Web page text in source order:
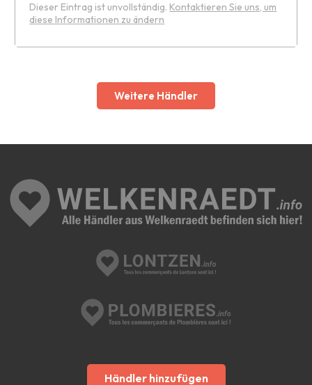
Dieser Eintrag ist unvollständig. Kontaktieren Sie uns, um
diese Informationen zu ändern
Weitere Händler
Händler hinzufügen